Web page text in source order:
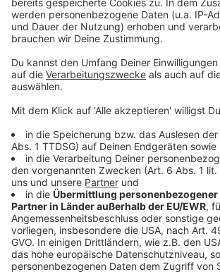
So bereitet ihr das Essen zu
Anzeige
Rindfleischwürfel im Butterschmalz
anbraten, dabei umrühren. Dann die
Knoblauchstücke dazugeben,
Minuten mitdünsten.
Mit Rinderbouillon und Rotwein
Salz, Pfeffer, Zucker,
Lorbeerblättern, Tomatenmark und
würzen.
Dann bei geschlossenem Deckel
bei kleiner Hitze schmoren.
Die Kartoffel-, Paprika- und
zugeben und weitere 20 Minuten